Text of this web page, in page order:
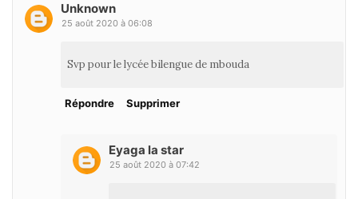
Unknown
25 août 2020 à 06:08
Svp pour le lycée bilengue de mbouda
Répondre Supprimer
Eyaga la star
25 août 2020 à 07:42